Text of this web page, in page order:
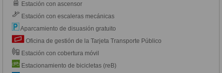
Estación con ascensor
Estación con escaleras mecánicas
Aparcamiento de disuasión gratuito
Oficina de gestión de la Tarjeta Transporte Público
Estación con cobertura móvil
Estacionamiento de bicicletas (reB)